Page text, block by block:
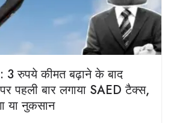
रुपये कीमत बढ़ाने के बाद
पहली बार लगाया SAED टैक्‍स,
या नुकसान